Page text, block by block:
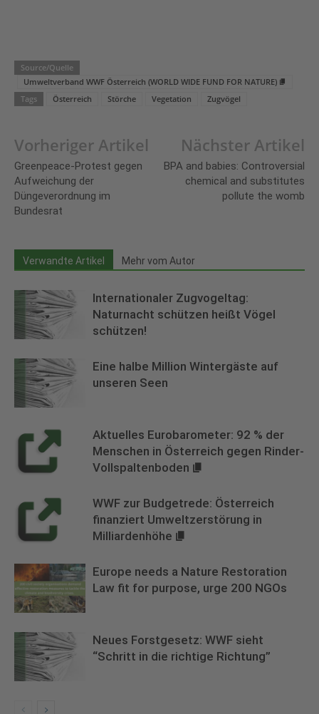
Source/Quelle
Umweltverband WWF Österreich (WORLD WIDE FUND FOR NATURE)
Tags
Österreich Störche Vegetation Zugvögel
Vorheriger Artikel
Greenpeace-Protest gegen
Aufweichung der
Düngeverordnung im
Bundesrat
Nächster Artikel
BPA and babies: Controversial
chemical and substitutes
pollute the womb
Verwandte Artikel Mehr vom Autor
Internationaler Zugvogeltag:
Naturnacht schützen heißt Vögel
schützen!
Eine halbe Million Wintergäste auf
unseren Seen
Aktuelles Eurobarometer: 92 % der
Menschen in Österreich gegen Rinder-
Vollspaltenboden
WWF zur Budgetrede: Österreich
finanziert Umweltzerstörung in
Milliardenhöhe
Europe needs a Nature Restoration
Law fit for purpose, urge 200 NGOs
Neues Forstgesetz: WWF sieht
“Schritt in die richtige Richtung”